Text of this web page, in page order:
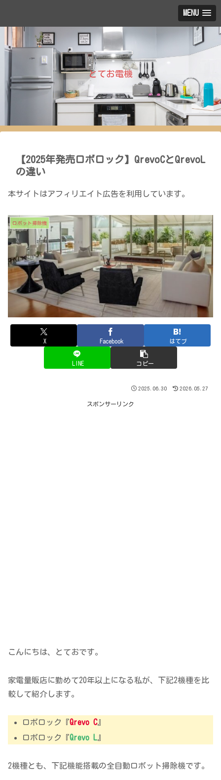
MENU
とてお電機
【2025年発売ロボロック】QrevoCとQrevoL
の違い
本サイトはアフィリエイト広告を利用しています。
ロボット掃除機
X Facebook はてブ
LINE コピー
2025.06.30 2026.05.27
スポンサーリンク
こんにちは、とておです。
家電量販店に勤めて20年以上になる私が、下記2機種を比
較して紹介します。
ロボロック『Qrevo C』
ロボロック『Qrevo L 』
2機種とも、下記機能搭載の全自動ロボット掃除機です。